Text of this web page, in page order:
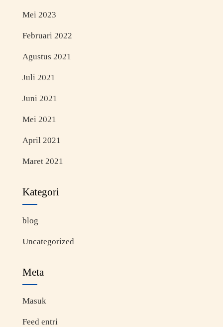
Mei 2023
Februari 2022
Agustus 2021
Juli 2021
Juni 2021
Mei 2021
April 2021
Maret 2021
Kategori
blog
Uncategorized
Meta
Masuk
Feed entri